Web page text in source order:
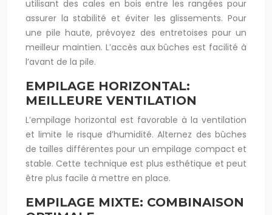
utilisant des cales en bois entre les rangées pour
assurer la stabilité et éviter les glissements. Pour
une pile haute, prévoyez des entretoises pour un
meilleur maintien. L’accès aux bûches est facilité à
l’avant de la pile.
EMPILAGE HORIZONTAL:
MEILLEURE VENTILATION
L’empilage horizontal est favorable à la ventilation
et limite le risque d’humidité. Alternez des bûches
de tailles différentes pour un empilage compact et
stable. Cette technique est plus esthétique et peut
être plus facile à mettre en place.
EMPILAGE MIXTE: COMBINAISON